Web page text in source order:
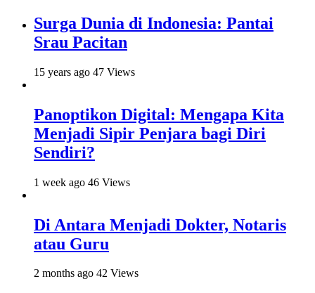
Surga Dunia di Indonesia: Pantai
Srau Pacitan
15 years ago 47 Views
Panoptikon Digital: Mengapa Kita
Menjadi Sipir Penjara bagi Diri
Sendiri?
1 week ago 46 Views
Di Antara Menjadi Dokter, Notaris
atau Guru
2 months ago 42 Views